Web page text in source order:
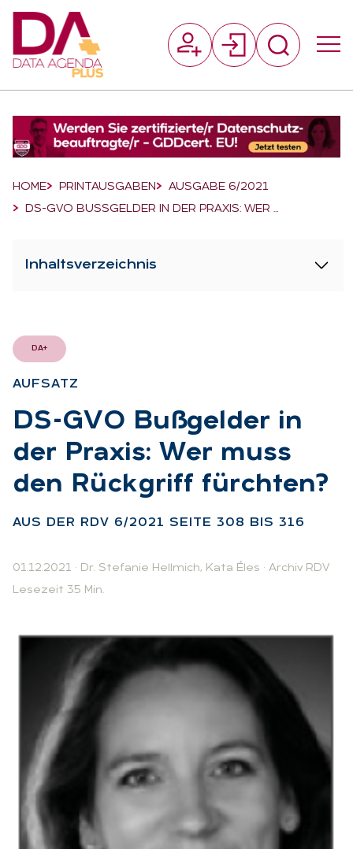
Breadcrumb-Navigation
HOME PRINTAUSGABEN
AUSGABE 6/2021
DS-GVO BUSSGELDER IN DER PRAXIS: WER …
Inhaltsverzeichnis
DA+
AUF­SATZ
:DS-GVO Buß­gel­der in
der Pra­xis: Wer muss
den Rück­griff fürch­ten?
AUS DER RDV 6/2021 SEI­TE 308 BIS 316
01.12.2021 · Dr. Stefanie Hellmich, Kata Éles · Archiv RDV
Lesezeit 35 Min.